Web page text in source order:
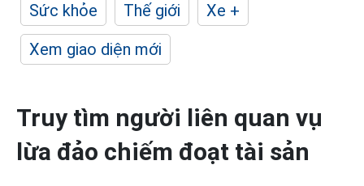
Sức khỏe
Thế giới
Xe +
Xem giao diện mới
Truy tìm người liên quan vụ
lừa đảo chiếm đoạt tài sản